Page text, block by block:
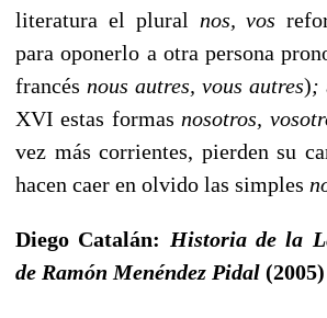
literatura el plural nos, vos
para oponerlo a otra persona
fran­cés nous autres, vous autres);
XVI estas for­mas nosotros,
vez más corrientes, pier­den su
hacen caer en olvido las simples
Diego Catalán: Historia de la
de Ramón Menéndez Pidal (2005)